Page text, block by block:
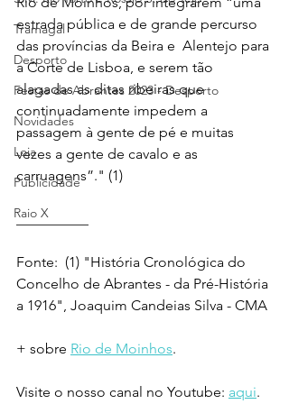
Tramagal
Desporto
Festas de Abrantes 2023 - Desporto
Novidades
Loja
Publicidade
Raio X
estrada pública e de grande percurso
das províncias da Beira e  Alentejo para
a Corte de Lisboa, e serem tão
alagadas as ditas ribeiras que
continuadamente impedem a
passagem à gente de pé e muitas
vezes a gente de cavalo e as
carruagens”." (1)
__________
Fonte:  (1) "História Cronológica do
Concelho de Abrantes - da Pré-História
a 1916", Joaquim Candeias Silva - CMA
+ sobre Rio de Moinhos.
Visite o nosso canal no Youtube: aqui.